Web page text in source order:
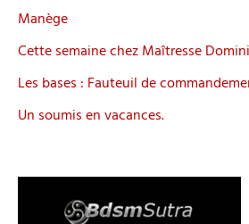
Manège
Cette semaine chez Maîtresse
Les bases : Fauteuil de
Un soumis en vacances.